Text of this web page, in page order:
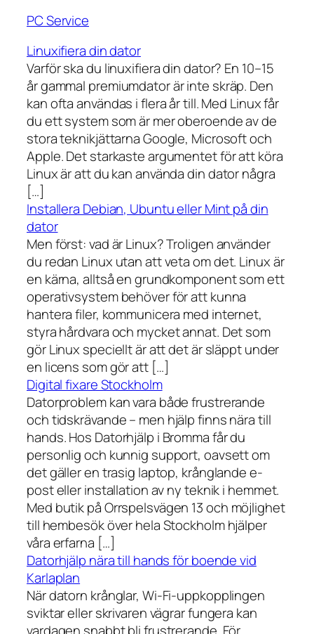
PC Service
Linuxifiera din dator
Varför ska du linuxifiera din dator? En 10–15
år gammal premiumdator är inte skräp. Den
kan ofta användas i flera år till. Med Linux får
du ett system som är mer oberoende av de
stora teknikjättarna Google, Microsoft och
Apple. Det starkaste argumentet för att köra
Linux är att du kan använda din dator några
[…]
Installera Debian, Ubuntu eller Mint på din
dator
Men först: vad är Linux? Troligen använder
du redan Linux utan att veta om det. Linux är
en kärna, alltså en grundkomponent som ett
operativsystem behöver för att kunna
hantera filer, kommunicera med internet,
styra hårdvara och mycket annat. Det som
gör Linux speciellt är att det är släppt under
en licens som gör att […]
Digital fixare Stockholm
Datorproblem kan vara både frustrerande
och tidskrävande – men hjälp finns nära till
hands. Hos Datorhjälp i Bromma får du
personlig och kunnig support, oavsett om
det gäller en trasig laptop, krånglande e-
post eller installation av ny teknik i hemmet.
Med butik på Orrspelsvägen 13 och möjlighet
till hembesök över hela Stockholm hjälper
våra erfarna […]
Datorhjälp nära till hands för boende vid
Karlaplan
När datorn krånglar, Wi-Fi-uppkopplingen
sviktar eller skrivaren vägrar fungera kan